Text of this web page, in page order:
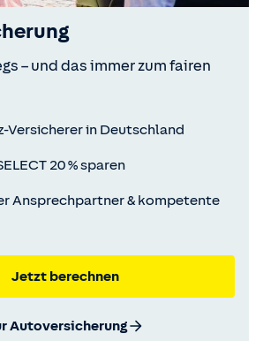
– und das immer zum fairen
Versicherer in Deutschland
20 % sparen
Ansprechpartner & kompetente
Jetzt berechnen
Autoversicherung